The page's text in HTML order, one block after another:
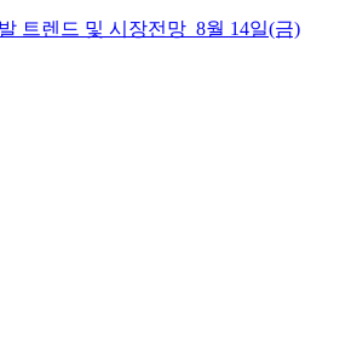
트렌드 및 시장전망_8월 14일(금)